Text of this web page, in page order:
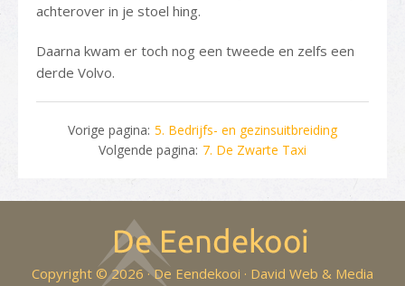
achterover in je stoel hing.
Daarna kwam er toch nog een tweede en zelfs een
derde Volvo.
Vorige pagina: 5. Bedrijfs- en gezinsuitbreiding
Volgende pagina: 7. De Zwarte Taxi
Copyright © 2026 · De Eendekooi · David Web & Media